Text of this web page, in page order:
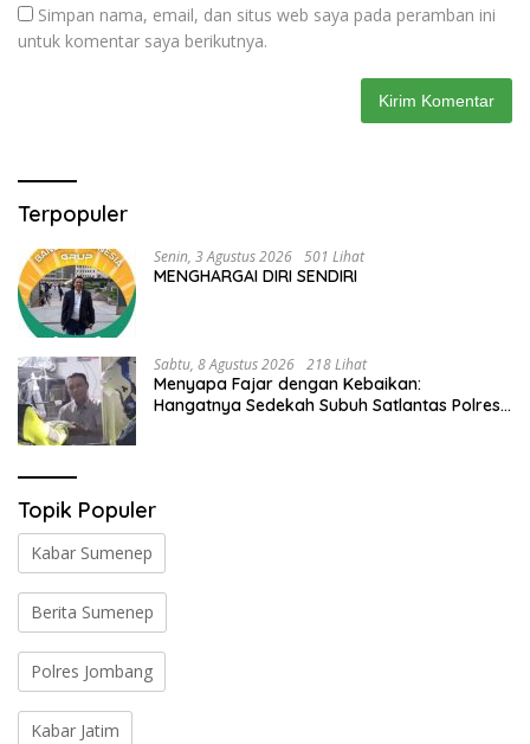
Simpan nama, email, dan situs web saya pada peramban ini
untuk komentar saya berikutnya.
Terpopuler
Senin, 3 Agustus 2026 501 Lihat
MENGHARGAI DIRI SENDIRI
Sabtu, 8 Agustus 2026 218 Lihat
Menyapa Fajar dengan Kebaikan:
Hangatnya Sedekah Subuh Satlantas Polres
Topik Populer
Kabar Sumenep
Berita Sumenep
Polres Jombang
Kabar Jatim